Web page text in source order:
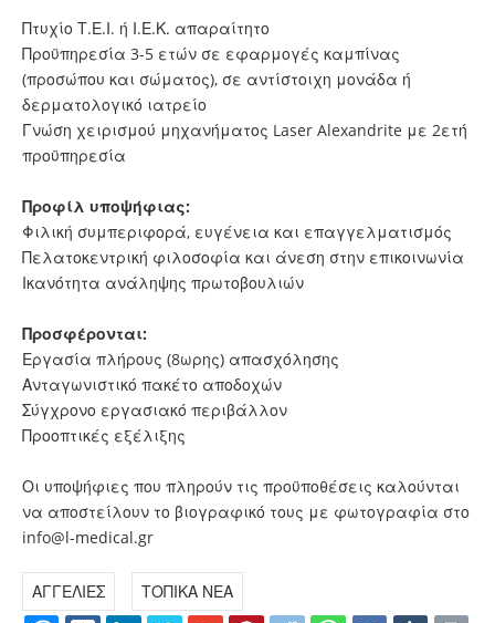
Πτυχίο Τ.Ε.Ι. ή Ι.Ε.Κ. απαραίτητο
Προϋπηρεσία 3-5 ετών σε εφαρμογές καμπίνας
(προσώπου και σώματος), σε αντίστοιχη μονάδα ή
δερματολογικό ιατρείο
Γνώση χειρισμού μηχανήματος Laser Alexandrite με 2ετή
προϋπηρεσία
Προφίλ υποψήφιας:
Φιλική συμπεριφορά, ευγένεια και επαγγελματισμός
Πελατοκεντρική φιλοσοφία και άνεση στην επικοινωνία
Ικανότητα ανάληψης πρωτοβουλιών
Προσφέρονται:
Εργασία πλήρους (8ωρης) απασχόλησης
Ανταγωνιστικό πακέτο αποδοχών
Σύγχρονο εργασιακό περιβάλλον
Προοπτικές εξέλιξης
Οι υποψήφιες που πληρούν τις προϋποθέσεις καλούνται
να αποστείλουν το βιογραφικό τους με φωτογραφία στο
info@l-medical.gr
ΑΓΓΕΛΙΕΣ ΤΟΠΙΚΑ ΝΕΑ